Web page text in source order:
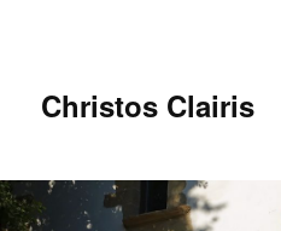
Christos Clairis